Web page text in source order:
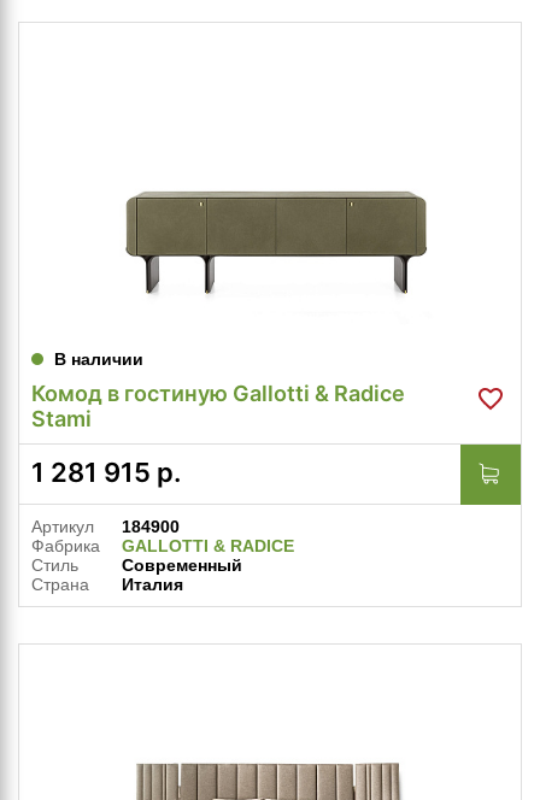
В наличии
Комод в гостиную Gallotti & Radice
Stami
1 281 915 р.
Артикул
184900
Фабрика
GALLOTTI & RADICE
Стиль
Современный
Страна
Италия